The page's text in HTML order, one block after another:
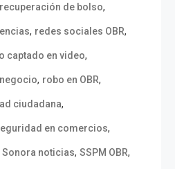
recuperación de bolso,
, redes sociales OBR,
captado en video,
, robo en OBR,
ciudadana,
en comercios,
Sonora noticias, SSPM OBR,